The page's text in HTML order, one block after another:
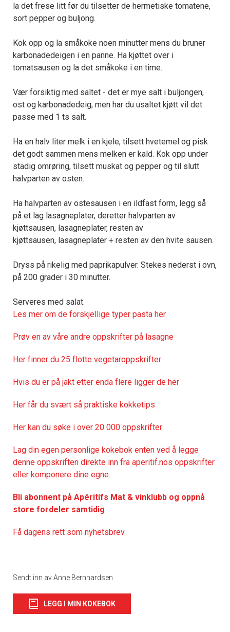
la det frese litt før du tilsetter de hermetiske tomatene,
sort pepper og buljong.
Kok opp og la småkoke noen minutter mens du bruner
karbonadedeigen i en panne. Ha kjøttet over i
tomatsausen og la det småkoke i en time.
Vær forsiktig med saltet - det er mye salt i buljongen,
ost og karbonadedeig, men har du usaltet kjøtt vil det
passe med 1 ts salt.
Ha en halv liter melk i en kjele, tilsett hvetemel og pisk
det godt sammen mens melken er kald. Kok opp under
stadig omrøring, tilsett muskat og pepper og til slutt
halvparten av osten.
Ha halvparten av ostesausen i en ildfast form, legg så
på et lag lasagneplater, deretter halvparten av
kjøttsausen, lasagneplater, resten av
kjøttsausen, lasagneplater + resten av den hvite sausen.
Dryss på rikelig med paprikapulver. Stekes nederst i ovn,
på 200 grader i 30 minutter.
Serveres med salat.
Les mer om de forskjellige typer pasta her
Prøv en av våre andre oppskrifter på lasagne
Her finner du 25 flotte vegetaroppskrifter
Hvis du er på jakt etter enda flere ligger de her
Her får du svært så praktiske kokketips
Her kan du søke i over 20 000 oppskrifter
Lag din egen personlige kokebok enten ved å legge
denne oppskriften direkte inn fra aperitif.nos oppskrifter
eller komponere dine egne.
Bli abonnent på Apéritifs Mat & vinklubb og oppnå
store fordeler samtidig
Få dagens rett som nyhetsbrev
Sendt inn av Anne Bernhardsen
LEGG I MIN KOKEBOK